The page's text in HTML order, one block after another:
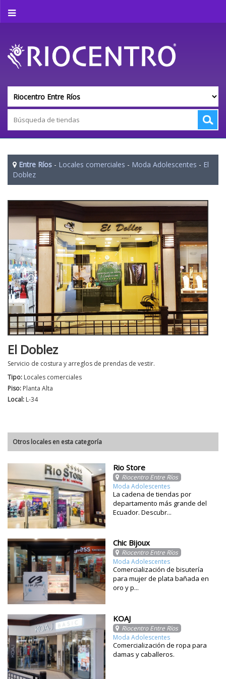
Entre Ríos - Locales comerciales - Moda Adolescentes - El
Doblez
El Doblez
Servicio de costura y arreglos de prendas de vestir.
Tipo: Locales comerciales
Piso: Planta Alta
Local: L-34
Otros locales en esta categoría
Rio Store
Riocentro Entre Ríos
Moda Adolescentes
La cadena de tiendas por
departamento más grande del
Ecuador. Descubr...
Chic Bijoux
Riocentro Entre Ríos
Moda Adolescentes
Comercialización de bisutería
para mujer de plata bañada en
oro y p...
KOAJ
Riocentro Entre Ríos
Moda Adolescentes
Comercialización de ropa para
damas y caballeros.